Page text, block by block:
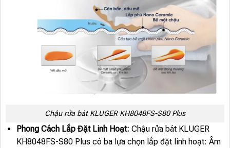
Chậu rửa bát KLUGER KH8048FS-S80 Plus
Phong Cách Lắp Đặt Linh Hoạt: Chậu rửa bát KLUGER
KH8048FS-S80 Plus có ba lựa chọn lắp đặt linh hoạt: Âm